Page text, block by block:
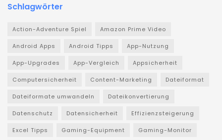
Schlagwörter
Action-Adventure Spiel Amazon Prime Video
Android Apps Android Tipps App-Nutzung
App-Upgrades App-Vergleich Appsicherheit
Computersicherheit Content-Marketing Dateiformat
Dateiformate umwandeln Dateikonvertierung
Datenschutz Datensicherheit Effizienzsteigerung
Excel Tipps Gaming-Equipment Gaming-Monitor